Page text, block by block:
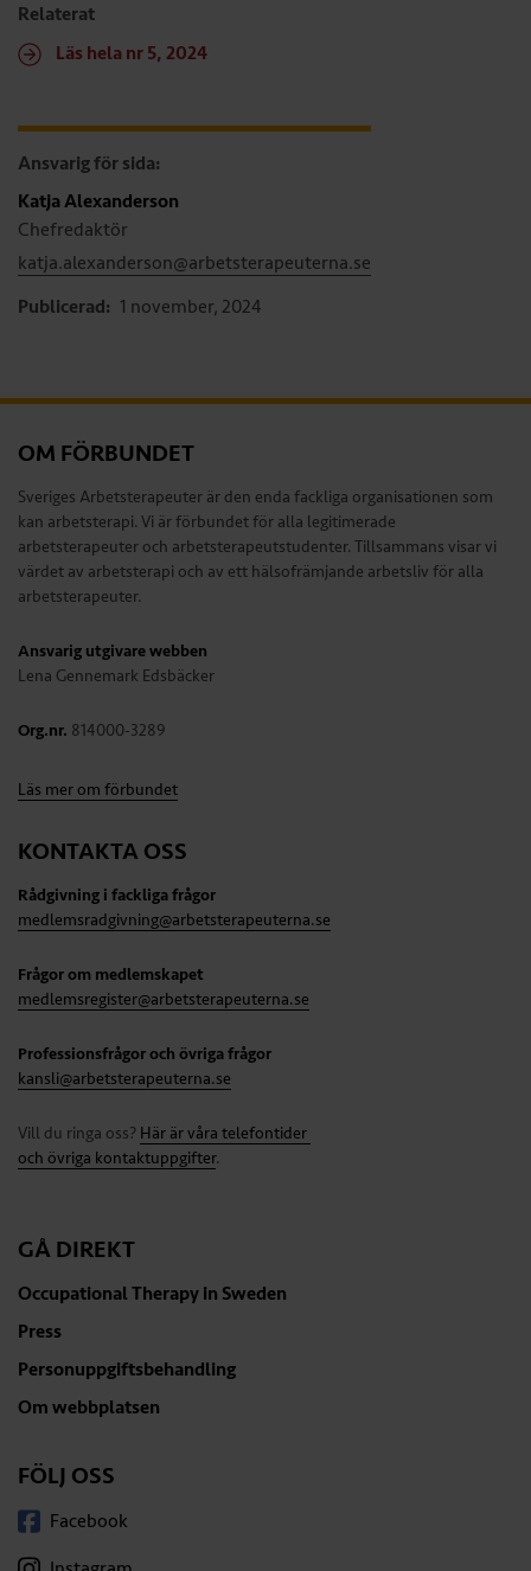
Relaterat
Läs hela nr 5, 2024
Ansvarig för sida:
Katja Alexanderson
Chefredaktör
katja.alexanderson@arbetsterapeuterna.se
Publicerad: 1 november, 2024
OM FÖRBUNDET
Sveriges Arbetsterapeuter är den enda fackliga organisationen som
kan arbetsterapi. Vi är förbundet för alla legitimerade
arbetsterapeuter och arbetsterapeutstudenter. Tillsammans visar vi
värdet av arbetsterapi och av ett hälsofrämjande arbetsliv för alla
arbetsterapeuter.
Ansvarig utgivare webben
Lena Gennemark Edsbäcker
Org.nr. 814000-3289
Läs mer om förbundet
KONTAKTA OSS
Rådgivning i fackliga frågor
medlemsradgivning@arbetsterapeuterna.se
Frågor om medlemskapet
medlemsregister@arbetsterapeuterna.se
Professionsfrågor och övriga frågor
kansli@arbetsterapeuterna.se
Vill du ringa oss? Här är våra telefontider
och övriga kontaktuppgifter.
GÅ DIREKT
Occupational Therapy in Sweden
Press
Personuppgiftsbehandling
Om webbplatsen
FÖLJ OSS
Facebook